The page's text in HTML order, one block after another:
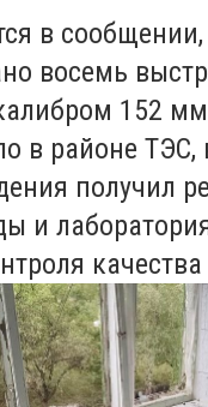
в сообщении,
восемь
152
в районе ТЭС,
получил
и